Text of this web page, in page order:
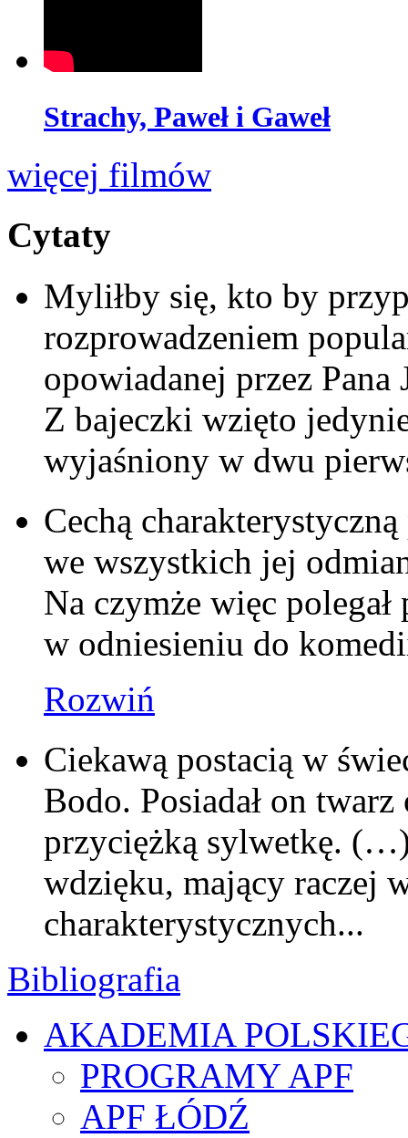
Strachy, Paweł i Gaweł
więcej filmów
Cytaty
Myliłby się, kto by
rozprowadzeniem
opowiadanej przez Pana
Z bajeczki wzięto
wyjaśniony w dwu
Cechą
we wszystkich jej
Na czymże więc
w odniesieniu do
Rozwiń
Ciekawą postacią w
Bodo. Posiadał on
przyciężką sylwetkę.
wdzięku, mający raczej
charakterystycznych...
Bibliografia
AKADEMIA
PROGRAMY APF
APF ŁÓDŹ